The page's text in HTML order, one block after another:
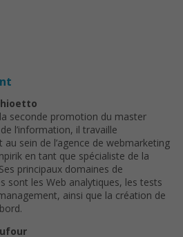
seconde promotion du master
l’information, il travaille
au sein de l’agence de webmarketing
en tant que spécialiste de la
principaux domaines de
sont les Web analytiques, les tests
ainsi que la création de